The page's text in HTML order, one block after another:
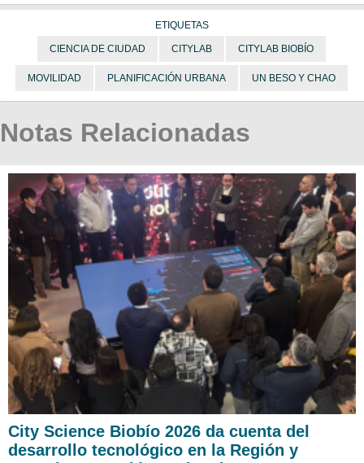
ETIQUETAS
CIENCIA DE CIUDAD CITYLAB CITYLAB BIOBÍO
MOVILIDAD PLANIFICACIÓN URBANA UN BESO Y CHAO
Notas Relacionadas
City Science Biobío 2026 da cuenta del
desarrollo tecnológico en la Región y